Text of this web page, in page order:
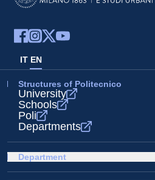
IT EN
Structures of Politecnico
University
Schools
Poli
Departments
Department